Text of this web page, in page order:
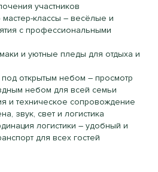
участников
классы – весёлые и
с профессиональными
и уютные пледы для отдыха и
открытым небом – просмотр
небом для всей семьи
и техническое сопровождение
звук, свет и логистика
логистики – удобный и
для всех гостей